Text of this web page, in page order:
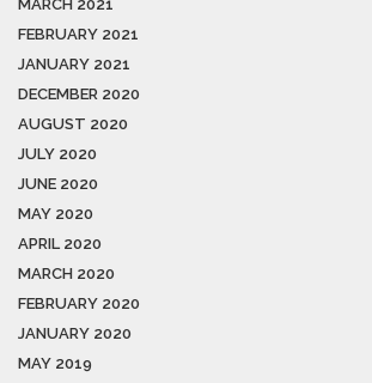
MARCH 2021
FEBRUARY 2021
JANUARY 2021
DECEMBER 2020
AUGUST 2020
JULY 2020
JUNE 2020
MAY 2020
APRIL 2020
MARCH 2020
FEBRUARY 2020
JANUARY 2020
MAY 2019